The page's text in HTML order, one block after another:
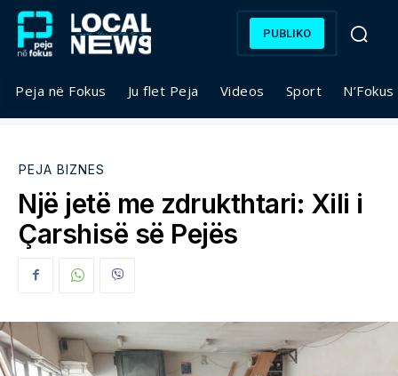
PUBLIKO
Peja në Fokus Ju flet Peja Videos Sport
PEJA BIZNES
Një jetë me zdrukthtari: Xili i
Çarshisë së Pejës